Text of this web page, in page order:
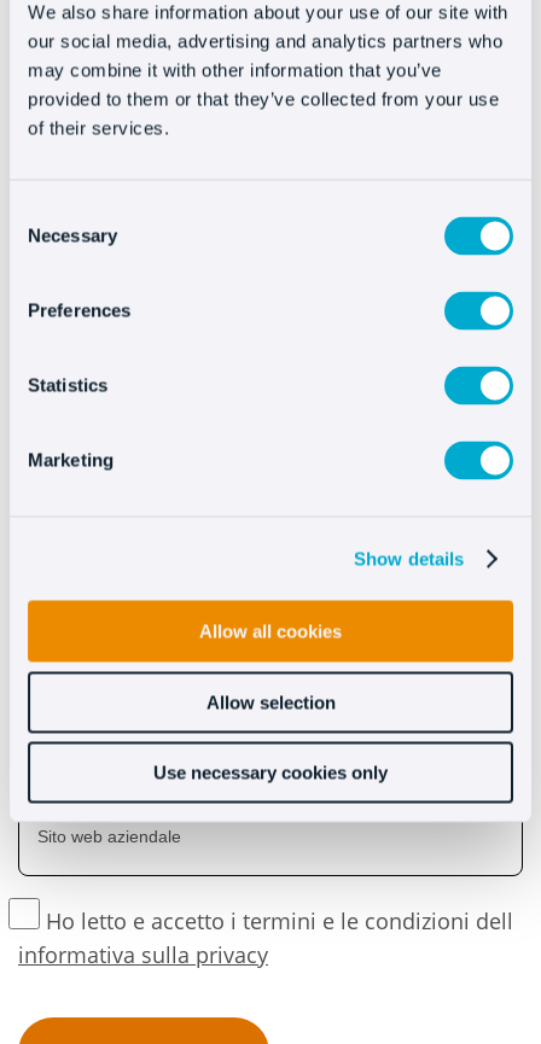
We also share information about your use of our site with
our social media, advertising and analytics partners who
may combine it with other information that you’ve
provided to them or that they’ve collected from your use
of their services.
Selection
Necessary
Preferences
Statistics
Marketing
Show details
Allow all cookies
Allow selection
Use necessary cookies only
Scopri i benefici che
Ho letto e accetto i termini e le condizioni dell
informativa sulla privacy